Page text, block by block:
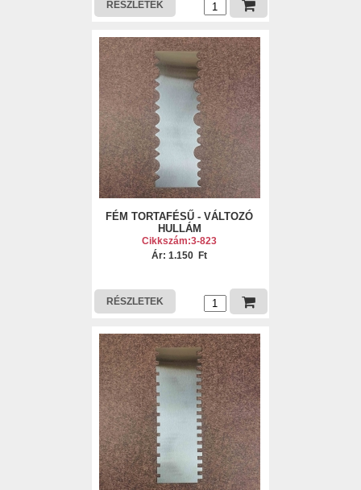
RÉSZLETEK
FÉM TORTAFÉSŰ - VÁLTOZÓ
HULLÁM
Cikkszám:3-823
Ár: 1.150 Ft
RÉSZLETEK